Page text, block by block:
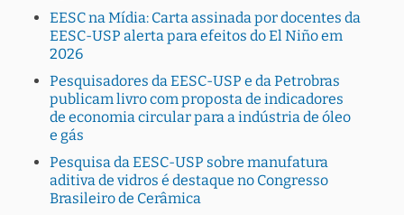
EESC na Mídia: Carta assinada por docentes da
EESC-USP alerta para efeitos do El Niño em
2026
Pesquisadores da EESC-USP e da Petrobras
publicam livro com proposta de indicadores
de economia circular para a indústria de óleo
e gás
Pesquisa da EESC-USP sobre manufatura
aditiva de vidros é destaque no Congresso
Brasileiro de Cerâmica